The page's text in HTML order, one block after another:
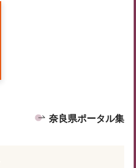
奈良県ポータル集